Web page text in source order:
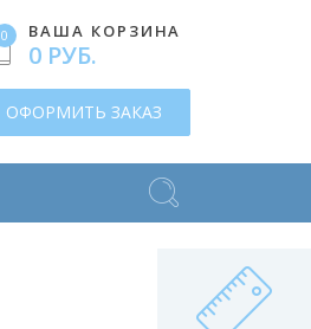
0 ВАША КОРЗИНА
0 РУБ.
ОФОРМИТЬ ЗАКАЗ